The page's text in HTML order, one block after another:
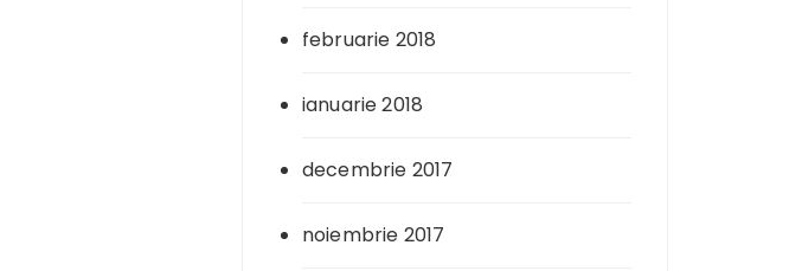
februarie 2018
ianuarie 2018
decembrie 2017
noiembrie 2017